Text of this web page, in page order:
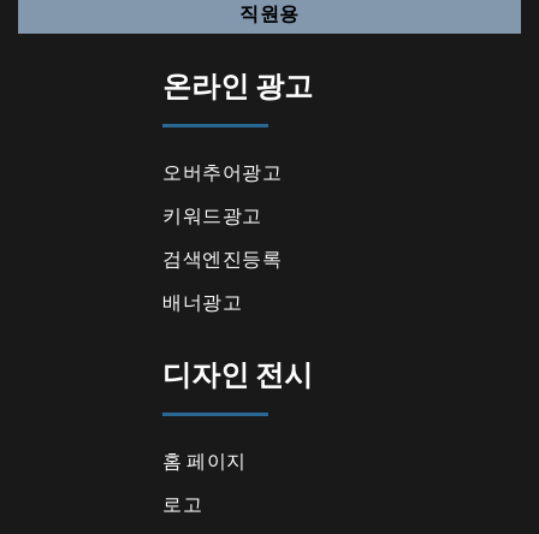
직원용
온라인 광고
오버추어광고
키워드광고
검색엔진등록
배너광고
디자인 전시
홈 페이지
로고